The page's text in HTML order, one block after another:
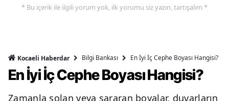
* Bu içerik ile ilgili yorum yok, ilk yorumu siz yazın, tartışalım *
Kocaeli Haberdar Bilgi Bankası En İyi İç Cephe Boyası Hangisi?
En İyi İç Cephe Boyası Hangisi?
Zamanla solan veya sararan boyalar, duvarların